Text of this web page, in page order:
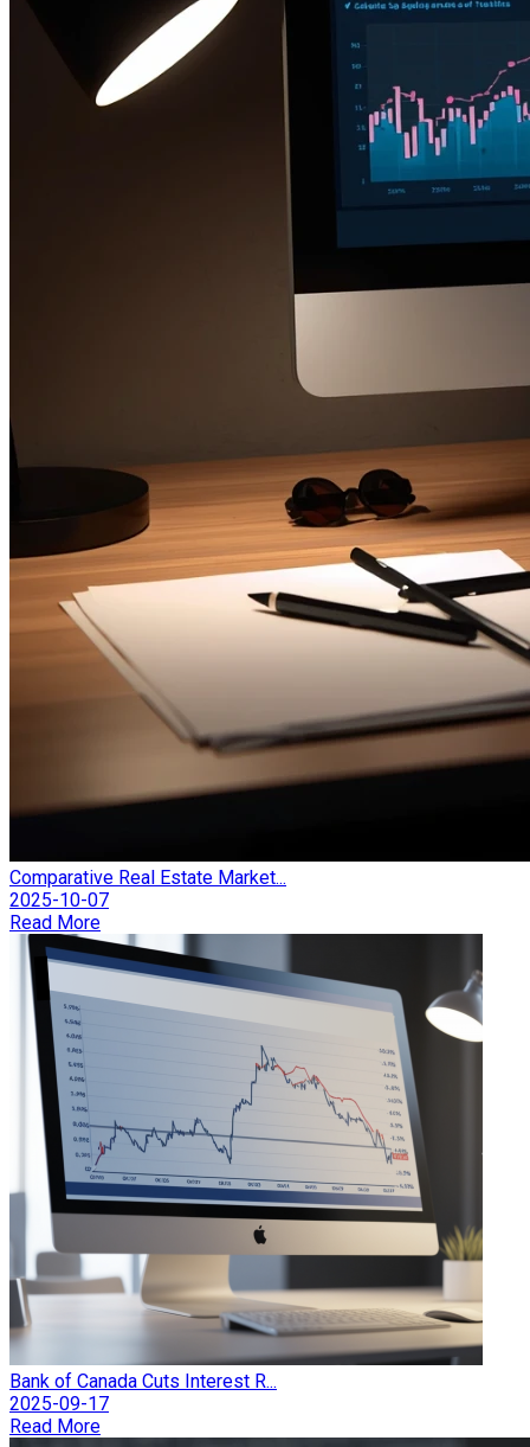
Comparative Real Estate Market...
2025-10-07
Read More
Bank of Canada Cuts Interest R...
2025-09-17
Read More